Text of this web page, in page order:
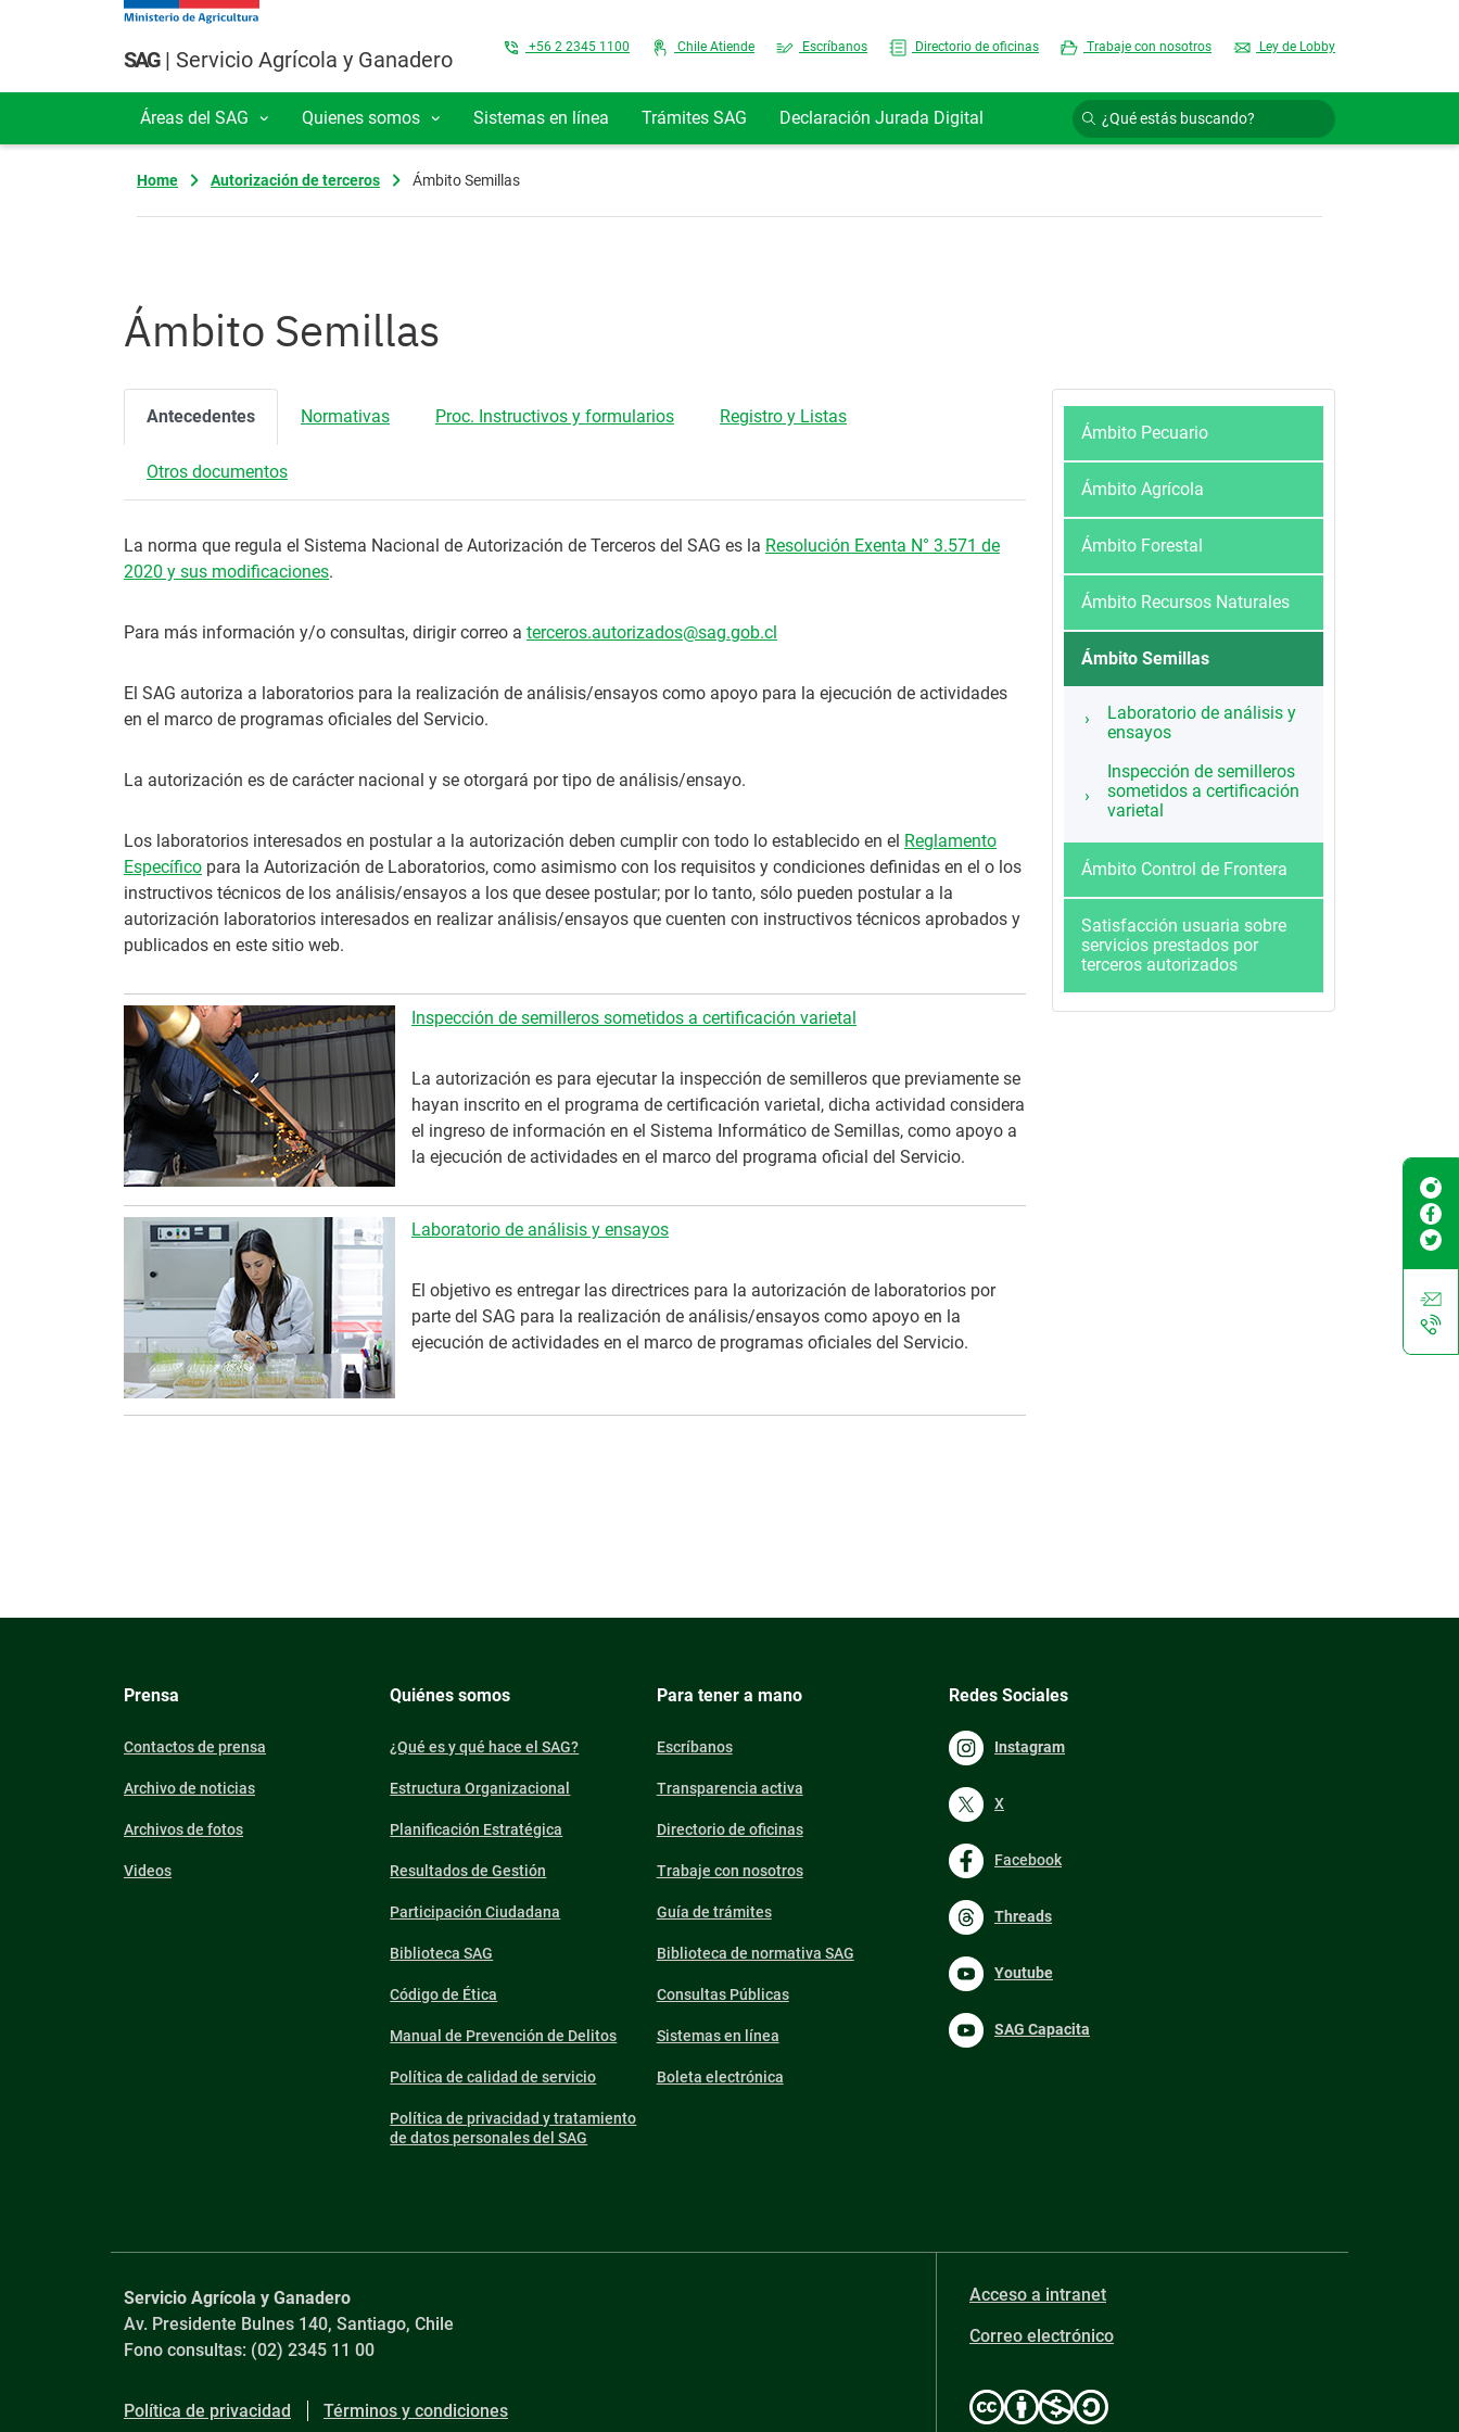
Pasar al contenido principal
SAG| Servicio Agrícola y Ganadero Top Menu
+56 2 2345 1100 Chile Atiende Escríbanos Directorio de oficinas Trabaje con nosotros Ley de Lobby
Navegación principal
Áreas del SAG Quienes somos Sistemas en línea Trámites SAG Declaración Jurada Digital
Home Autorización de terceros Ámbito Semillas
Ámbito Semillas
Antecedentes Normativas Proc. Instructivos y formularios Registro y Listas
Otros documentos
La norma que regula el Sistema Nacional de Autorización de Terceros del SAG es la Resolución Exenta N° 3.571 de
2020 y sus modificaciones.
Para más información y/o consultas, dirigir correo a terceros.autorizados@sag.gob.cl
El SAG autoriza a laboratorios para la realización de análisis/ensayos como apoyo para la ejecución de actividades
en el marco de programas oficiales del Servicio.
La autorización es de carácter nacional y se otorgará por tipo de análisis/ensayo.
Los laboratorios interesados en postular a la autorización deben cumplir con todo lo establecido en el Reglamento
Específico para la Autorización de Laboratorios, como asimismo con los requisitos y condiciones definidas en el o los
instructivos técnicos de los análisis/ensayos a los que desee postular; por lo tanto, sólo pueden postular a la
autorización laboratorios interesados en realizar análisis/ensayos que cuenten con instructivos técnicos aprobados y
publicados en este sitio web.
Inspección de semilleros sometidos a certificación varietal
La autorización es para ejecutar la inspección de semilleros que previamente se
hayan inscrito en el programa de certificación varietal, dicha actividad considera
el ingreso de información en el Sistema Informático de Semillas, como apoyo a
la ejecución de actividades en el marco del programa oficial del Servicio.
Laboratorio de análisis y ensayos
El objetivo es entregar las directrices para la autorización de laboratorios por
parte del SAG para la realización de análisis/ensayos como apoyo en la
ejecución de actividades en el marco de programas oficiales del Servicio.
Ámbito Pecuario
Ámbito Agrícola
Ámbito Forestal
Ámbito Recursos Naturales
Ámbito Semillas
Laboratorio de análisis y
ensayos
Inspección de semilleros
sometidos a certificación
varietal
Ámbito Control de Frontera
Satisfacción usuaria sobre
servicios prestados por
terceros autorizados
Prensa
Contactos de prensa
Archivo de noticias
Archivos de fotos
Videos
Quiénes somos
¿Qué es y qué hace el SAG?
Estructura Organizacional
Planificación Estratégica
Resultados de Gestión
Participación Ciudadana
Biblioteca SAG
Código de Ética
Manual de Prevención de Delitos
Política de calidad de servicio
Política de privacidad y tratamiento
de datos personales del SAG
Para tener a mano
Escríbanos
Transparencia activa
Directorio de oficinas
Trabaje con nosotros
Guía de trámites
Biblioteca de normativa SAG
Consultas Públicas
Sistemas en línea
Boleta electrónica
Redes Sociales
Instagram
X
Facebook
Threads
Youtube
SAG Capacita
Servicio Agrícola y Ganadero
Av. Presidente Bulnes 140, Santiago, Chile
Fono consultas: (02) 2345 11 00
Política de privacidad Términos y condiciones
Acceso a intranet
Correo electrónico